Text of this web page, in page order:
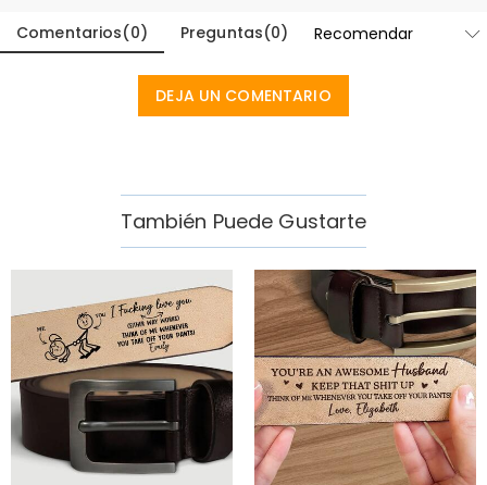
Comentarios(0) Preguntas(0)
DEJA UN COMENTARIO
También Puede Gustarte